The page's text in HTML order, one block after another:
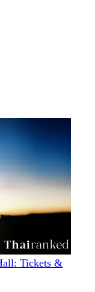
Tickets &